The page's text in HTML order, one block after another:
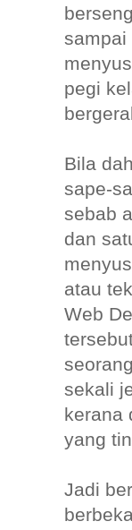
sampai
pegi
Bila
sape-
sebab
dan
atau
Web
sekali
kerana
yang
Jadi